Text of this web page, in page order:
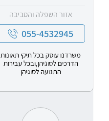
אזור השפלה והסביבה
055-4532945
משרדנו עוסק בכל תיקי תאונות
הדרכים לסוגיהן,ובכל עבירות
התנועה לסוגיהן